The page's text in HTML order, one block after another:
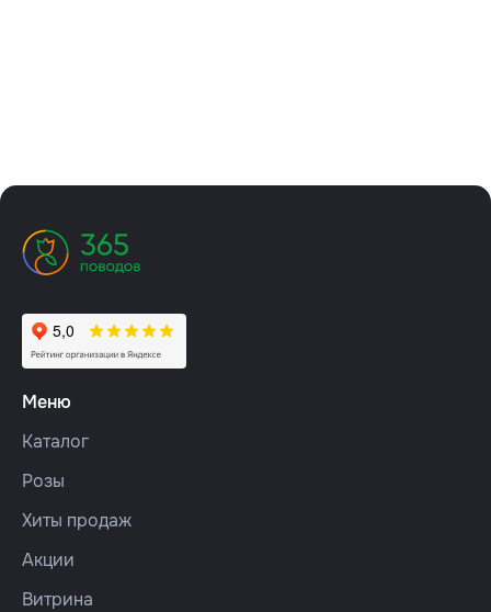
Меню
Каталог
Розы
Хиты продаж
Акции
Витрина